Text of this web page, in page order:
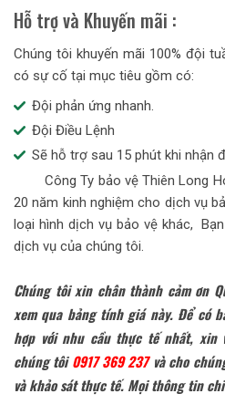
Hỗ trợ và Khuyến mãi :
Chúng tôi khuyến mãi 100% đội
có sự cố tại mục tiêu gồm có:
Đội phản ứng nhanh.
Đội Điều Lệnh
Sẽ hỗ trợ sau 15 phút khi nhận
Công Ty bảo vệ Thiên Long
20 năm kinh nghiệm cho dịch vụ
loại hình dịch vụ bảo vệ khác,
dịch vụ của chúng tôi.
Chúng tôi xin chân thành cảm ơn
xem qua bảng tính giá này. Để có
hợp với nhu cầu thực tế nhất,
chúng tôi0917 369 237và cho
và khảo sát thực tế. Mọi thông tin